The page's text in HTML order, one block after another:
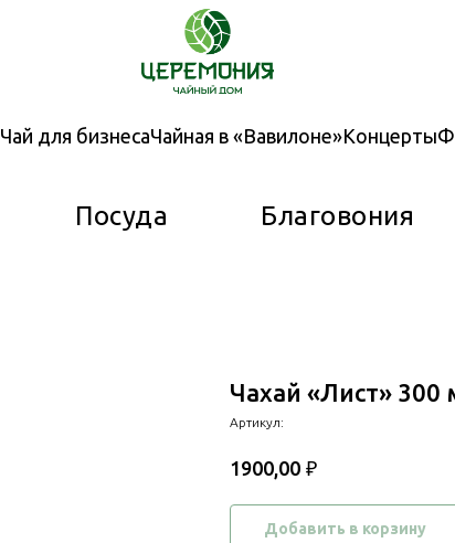
Чай для бизнесаЧайная в «Вавилоне»Концерты
Посуда Благовония
Чахай «Лист» 300
Артикул:
1900,00 ₽
Добавить в корзину